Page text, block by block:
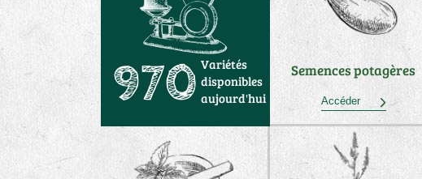
970 Variétés
disponibles
aujourd'hui
Semences potagères
Accéder